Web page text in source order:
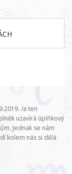
/a ten
uzavírá úplňkový
Jednak se nám
kolem nás si dělá